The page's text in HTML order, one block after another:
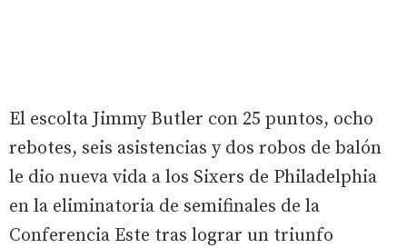
El escolta Jimmy Butler con 25 puntos, ocho
rebotes, seis asistencias y dos robos de balón
le dio nueva vida a los Sixers de Philadelphia
en la eliminatoria de semifinales de la
Conferencia Este tras lograr un triunfo